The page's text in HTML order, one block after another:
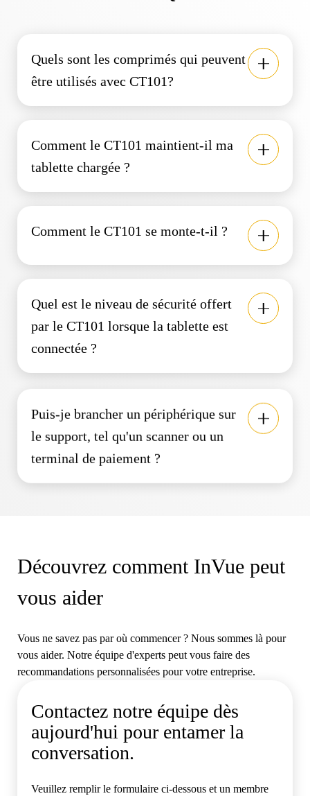
Quels sont les comprimés qui peuvent
être utilisés avec CT101?
Comment le CT101 maintient-il ma
tablette chargée ?
Comment le CT101 se monte-t-il ?
Quel est le niveau de sécurité offert
par le CT101 lorsque la tablette est
connectée ?
Puis-je brancher un périphérique sur
le support, tel qu'un scanner ou un
terminal de paiement ?
Découvrez comment InVue peut
vous aider
Vous ne savez pas par où commencer ? Nous sommes là pour
vous aider. Notre équipe d'experts peut vous faire des
recommandations personnalisées pour votre entreprise.
Contactez notre équipe dès
aujourd'hui pour entamer la
conversation.
Veuillez remplir le formulaire ci-dessous et un membre